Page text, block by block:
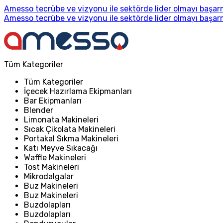
Amesso tecrübe ve vizyonu ile sektörde lider olmayı
Amesso tecrübe ve vizyonu ile sektörde lider olmayı
Tüm Kategoriler
Tüm Kategoriler
İçecek Hazırlama Ekipmanları
Bar Ekipmanları
Blender
Limonata Makineleri
Sıcak Çikolata Makineleri
Portakal Sıkma Makineleri
Katı Meyve Sıkacağı
Waffle Makineleri
Tost Makineleri
Mikrodalgalar
Buz Makineleri
Buz Makineleri
Buzdolapları
Buzdolapları